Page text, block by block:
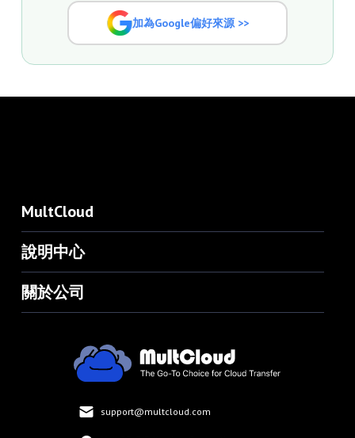
加為Google偏好來源 >>
MultCloud
說明中心
關於公司
support@multcloud.com